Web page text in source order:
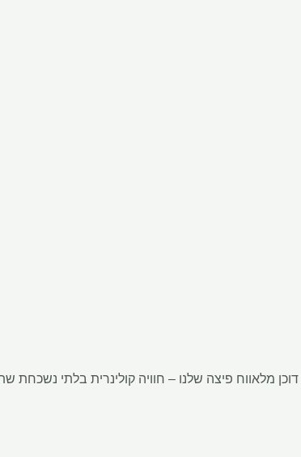
מלאווח פיצה שלנו – חוויה קולינרית בלתי נשכחת